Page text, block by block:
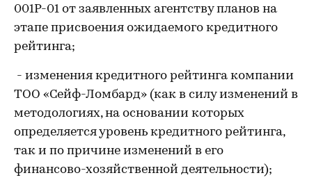
001Р-01 от заявленных агентству планов на
этапе присвоения ожидаемого кредитного
рейтинга;
- изменения кредитного рейтинга компании
ТОО «Сейф-Ломбард» (как в силу изменений в
методологиях, на основании которых
определяется уровень кредитного рейтинга,
так и по причине изменений в его
финансово-хозяйственной деятельности);